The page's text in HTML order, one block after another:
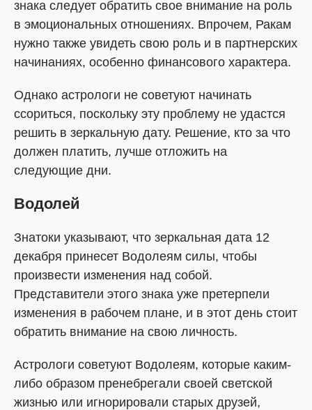
знака следует обратить свое внимание на роль
в эмоциональных отношениях. Впрочем, Ракам
нужно также увидеть свою роль и в партнерских
начинаниях, особенно финансового характера.
Однако астрологи не советуют начинать
ссориться, поскольку эту проблему не удастся
решить в зеркальную дату. Решение, кто за что
должен платить, лучше отложить на
следующие дни.
Водолей
Знатоки указывают, что зеркальная дата 12
декабря принесет Водолеям силы, чтобы
произвести изменения над собой.
Представители этого знака уже претерпели
изменения в рабочем плане, и в этот день стоит
обратить внимание на свою личность.
Астрологи советуют Водолеям, которые каким-
либо образом пренебрегали своей светской
жизнью или игнорировали старых друзей,